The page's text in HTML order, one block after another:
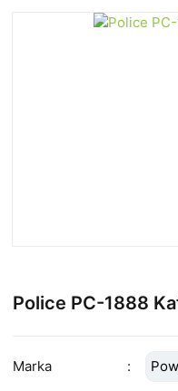
Police PC-1888
Marka